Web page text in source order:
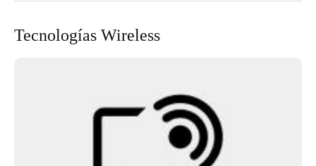
Tecnologías Wireless